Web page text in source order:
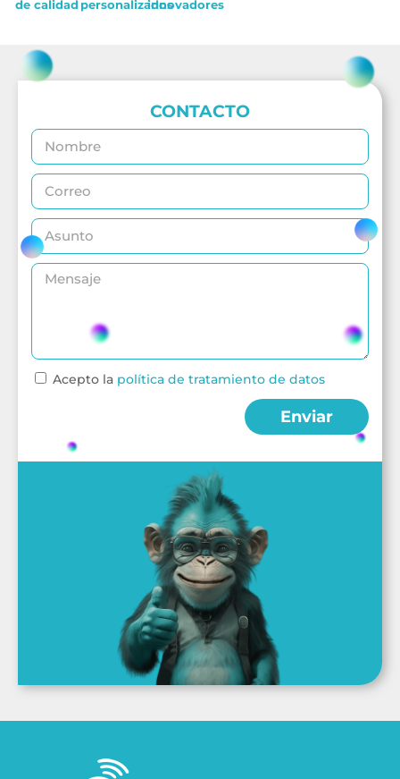
de calidad personalizadosinnovadores
CONTACTO
Acepto la política de tratamiento de datos
Enviar